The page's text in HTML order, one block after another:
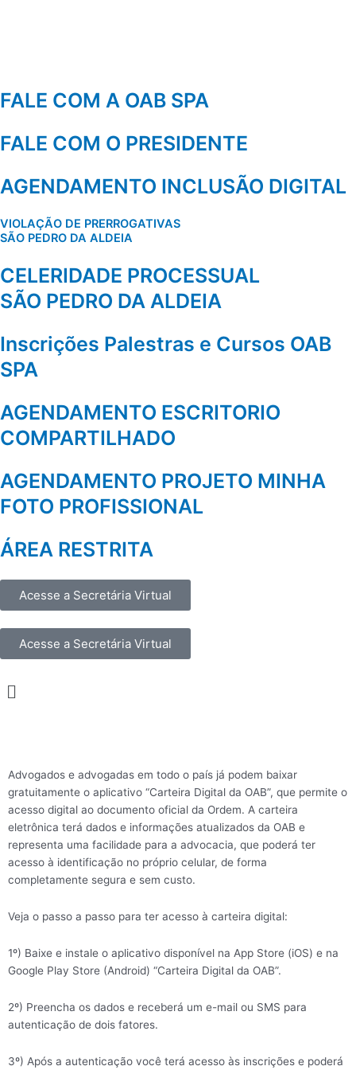
FALE COM A OAB SPA
FALE COM O PRESIDENTE
AGENDAMENTO INCLUSÃO DIGITAL
VIOLAÇÃO DE PRERROGATIVAS
SÃO PEDRO DA ALDEIA
CELERIDADE PROCESSUAL
SÃO PEDRO DA ALDEIA
Inscrições Palestras e Cursos OAB
SPA
AGENDAMENTO ESCRITORIO
COMPARTILHADO
AGENDAMENTO PROJETO MINHA
FOTO PROFISSIONAL
ÁREA RESTRITA
Acesse a Secretária Virtual
Acesse a Secretária Virtual
Menu
Advogados e advogadas em todo o país já podem baixar
gratuitamente o aplicativo “Carteira Digital da OAB”, que permite o
acesso digital ao documento oficial da Ordem. A carteira
eletrônica terá dados e informações atualizados da OAB e
representa uma facilidade para a advocacia, que poderá ter
acesso à identificação no próprio celular, de forma
completamente segura e sem custo.
Veja o passo a passo para ter acesso à carteira digital:
1º) Baixe e instale o aplicativo disponível na App Store (iOS) e na
Google Play Store (Android) “Carteira Digital da OAB”.
2º) Preencha os dados e receberá um e-mail ou SMS para
autenticação de dois fatores.
3º) Após a autenticação você terá acesso às inscrições e poderá